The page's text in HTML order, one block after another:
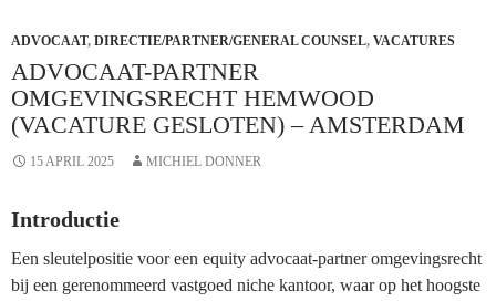
ADVOCAAT, DIRECTIE/PARTNER/GENERAL COUNSEL, VACATURES
ADVOCAAT-PARTNER
OMGEVINGSRECHT HEMWOOD
(VACATURE GESLOTEN) – AMSTERDAM
15 APRIL 2025 MICHIEL DONNER
Introductie
Een sleutelpositie voor een equity advocaat-partner omgevingsrecht
bij een gerenommeerd vastgoed niche kantoor, waar op het hoogste